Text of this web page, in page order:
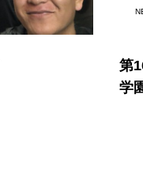
第
学